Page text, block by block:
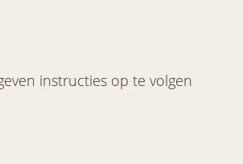
instructies op te volgen